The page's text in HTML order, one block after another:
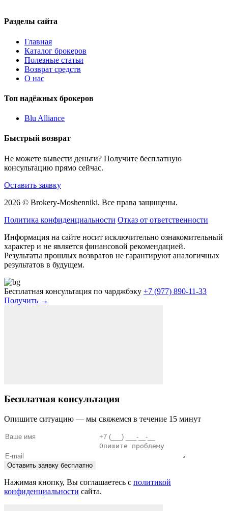
Разделы сайта
Главная
Каталог брокеров
Полезные статьи
Возврат средств
О нас
Топ надёжных брокеров
Blu Alliance
Быстрый возврат
Не можете вывести деньги? Получите бесплатную
консультацию прямо сейчас.
Оставить заявку
2026 © Brokery-Moshenniki. Все права защищены.
Политика конфиденциальности Отказ от ответственности
Информация на сайте носит исключительно ознакомительный
характер и не является финансовой рекомендацией.
Результаты прошлых возвратов не гарантируют аналогичных
результатов в будущем.
Бесплатная консультация по чарджбэку +7 (977) 890-11-33
Получить →
Бесплатная консультация
Опишите ситуацию — мы свяжемся в течение 15 минут
Оставить заявку бесплатно
Нажимая кнопку, Вы соглашаетесь с политикой
конфиденциальности сайта.